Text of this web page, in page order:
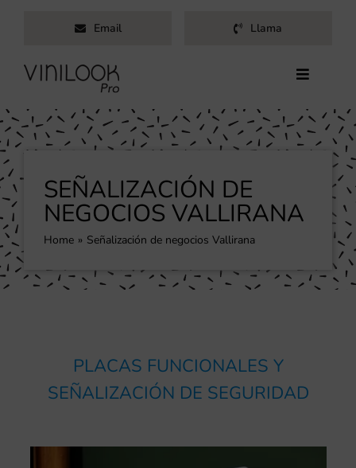
contenido
Email Llama
Toggle
Inicio
Servicios
Productos
Trabajos
Blog
Contacto
SEÑALIZACIÓN DE
NEGOCIOS VALLIRANA
Home Señalización de negocios Vallirana
PLACAS FUNCIONALES Y
SEÑALIZACIÓN DE SEGURIDAD